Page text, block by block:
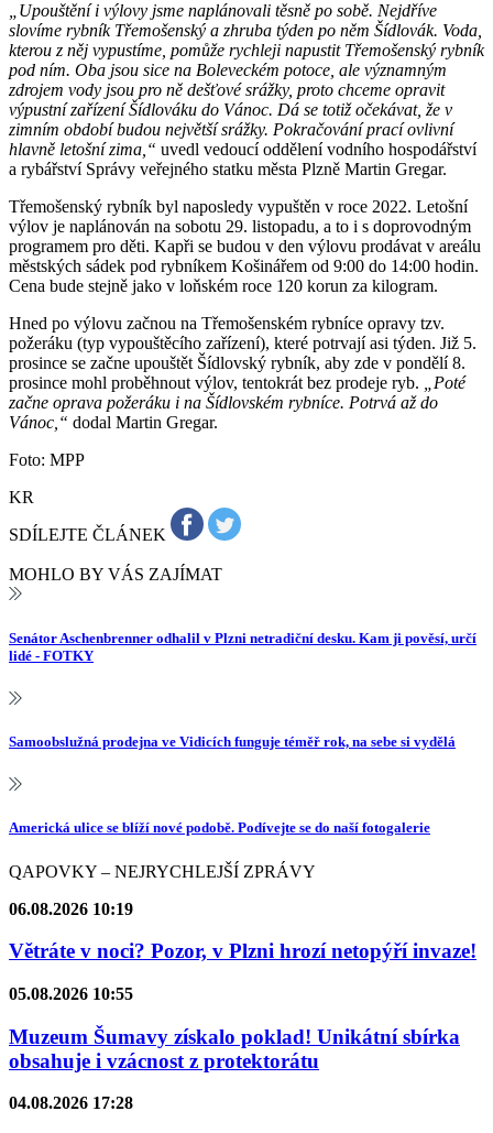
„Upouštění i výlovy jsme naplánovali těsně po sobě. Nejdříve
slovíme rybník Třemošenský a zhruba týden po něm Šídlovák. Voda,
kterou z něj vypustíme, pomůže rychleji napustit Třemošenský rybník
pod ním. Oba jsou sice na Boleveckém potoce, ale významným
zdrojem vody jsou pro ně dešťové srážky, proto chceme opravit
výpustní zařízení Šídlováku do Vánoc. Dá se totiž očekávat, že v
zimním období budou největší srážky. Pokračování prací ovlivní
hlavně letošní zima,“ uvedl vedoucí oddělení vodního hospodářství
a rybářství Správy veřejného statku města Plzně Martin Gregar.
Třemošenský rybník byl naposledy vypuštěn v roce 2022. Letošní
výlov je naplánován na sobotu 29. listopadu, a to i s doprovodným
programem pro děti. Kapři se budou v den výlovu prodávat v areálu
městských sádek pod rybníkem Košinářem od 9:00 do 14:00 hodin.
Cena bude stejně jako v loňském roce 120 korun za kilogram.
Hned po výlovu začnou na Třemošenském rybníce opravy tzv.
požeráku (typ vypouštěcího zařízení), které potrvají asi týden. Již 5.
prosince se začne upouštět Šídlovský rybník, aby zde v pondělí 8.
prosince mohl proběhnout výlov, tentokrát bez prodeje ryb. „Poté
začne oprava požeráku i na Šídlovském rybníce. Potrvá až do
Vánoc,“ dodal Martin Gregar.
Foto: MPP
KR
SDÍLEJTE ČLÁNEK
MOHLO BY VÁS ZAJÍMAT
Senátor Aschenbrenner odhalil v Plzni netradiční desku. Kam ji pověsí, určí
lidé - FOTKY
Samoobslužná prodejna ve Vidicích funguje téměř rok, na sebe si vydělá
Americká ulice se blíží nové podobě. Podívejte se do naší fotogalerie
QAPOVKY – NEJRYCHLEJŠÍ ZPRÁVY
06.08.2026 10:19
Větráte v noci? Pozor, v Plzni hrozí netopýří invaze!
05.08.2026 10:55
Muzeum Šumavy získalo poklad! Unikátní sbírka
obsahuje i vzácnost z protektorátu
04.08.2026 17:28